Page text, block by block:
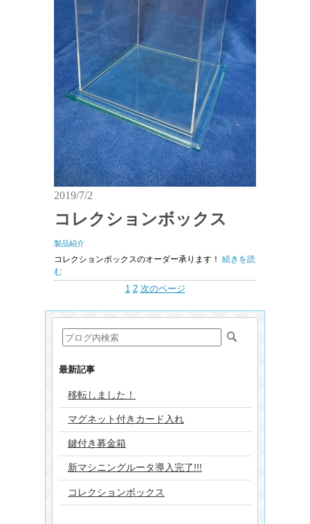
2019/7/2
コレクションボックス
製品紹介
コレクションボックスのオーダー承ります！ 続きを読
む
1 2 次のページ
最新記事
移転しました！
マグネット付きカード入れ
鍵付き募金箱
新マシニングルータ導入完了!!!
コレクションボックス